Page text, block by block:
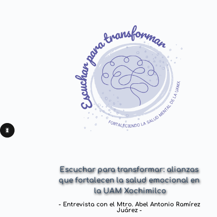
Escuchar para transformar: alianzas
que fortalecen la salud emocional en
la UAM Xochimilco
- Entrevista con el Mtro. Abel Antonio Ramírez
Juárez -
El mensaje del Municipio de
Santa María Tlahuitoltepec a una
Universidad que escucha
Diplomado “Experiencias Estéticas y
Transformación de Actitudes
en la Primaria en el Marco de la Nueva